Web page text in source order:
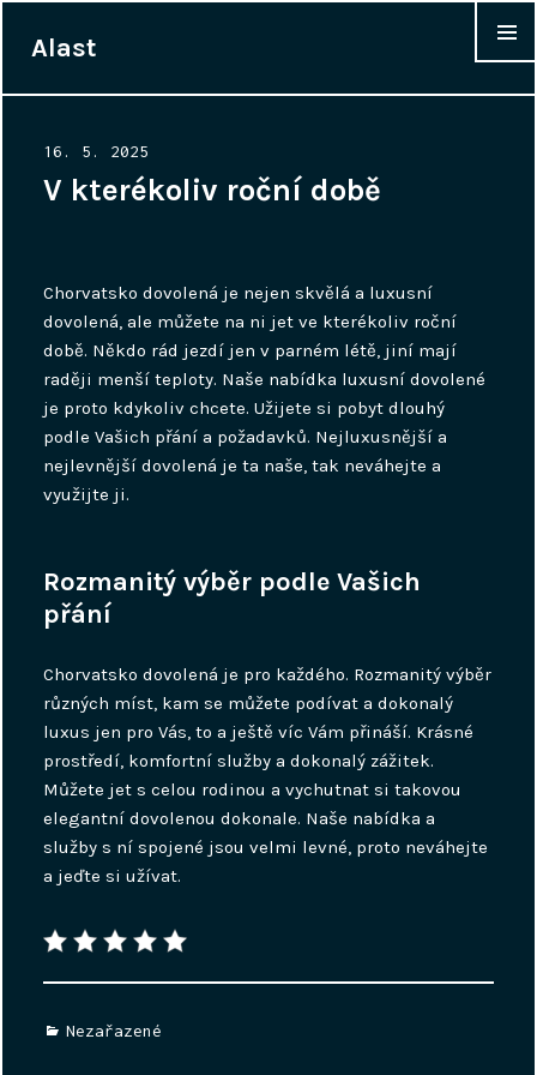
Alast
Posted
on
16. 5. 2025
V kterékoliv roční době
Chorvatsko dovolená je nejen skvělá a luxusní
dovolená, ale můžete na ni jet ve kterékoliv roční
době. Někdo rád jezdí jen v parném létě, jiní mají
raději menší teploty. Naše nabídka luxusní dovolené
je proto kdykoliv chcete. Užijete si pobyt dlouhý
podle Vašich přání a požadavků. Nejluxusnější a
nejlevnější dovolená je ta naše, tak neváhejte a
využijte ji.
Rozmanitý výběr podle Vašich
přání
Chorvatsko dovolená je pro každého. Rozmanitý výběr
různých míst, kam se můžete podívat a dokonalý
luxus jen pro Vás, to a ještě víc Vám přináší. Krásné
prostředí, komfortní služby a dokonalý zážitek.
Můžete jet s celou rodinou a vychutnat si takovou
elegantní dovolenou dokonale. Naše nabídka a
služby s ní spojené jsou velmi levné, proto neváhejte
a jeďte si užívat.
Categories
Nezařazené